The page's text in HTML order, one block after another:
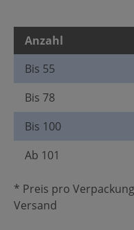
Anzahl
Bis 55
Bis 78
Bis 100
Ab 101
* Preis pro
Versand